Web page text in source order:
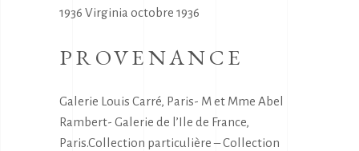
1936 Virginia octobre 1936
PROVENANCE
Galerie Louis Carré, Paris- M et Mme Abel
Rambert- Galerie de l’Ile de France,
Paris.Collection particulière – Collection